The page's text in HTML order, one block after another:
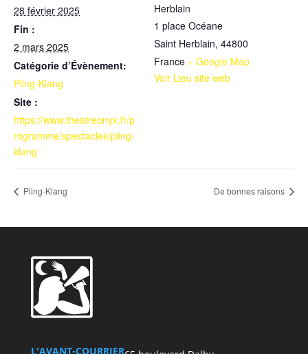
28 février 2025
Fin :
2 mars 2025
Catégorie d’Évènement:
Pling-Klang
Site :
https://www.theatreonyx.fr/p
rogramme/spectacles/pling-
klang
Herblain
1 place Océane
Saint Herblain, 44800
France + Google Map
Voir Lieu site web
Pling-Klang De bonnes raisons
L'AVANT-COURRIER